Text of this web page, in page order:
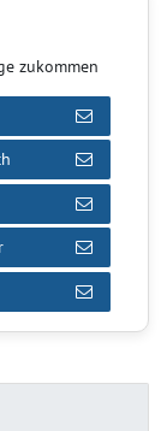
zukommen